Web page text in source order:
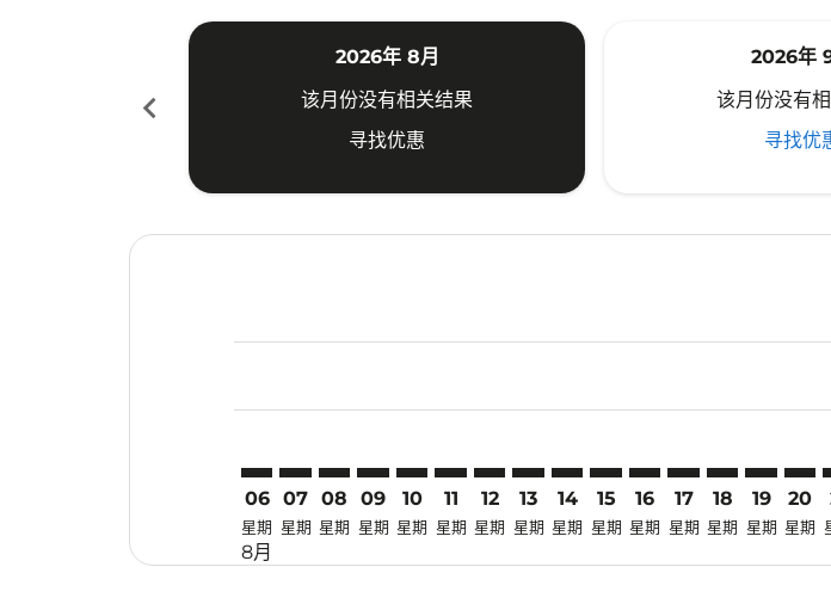
chevron_left
2026年 8月
该月份没有相关结果
寻找优惠
2026年
该月份没有
寻找优
06
星期
8月
07
星期
08
星期
09
星期
10
星期
11
星期
12
星期
13
星期
14
星期
15
星期
16
星期
17
星期
18
星期
19
星期
20
星期